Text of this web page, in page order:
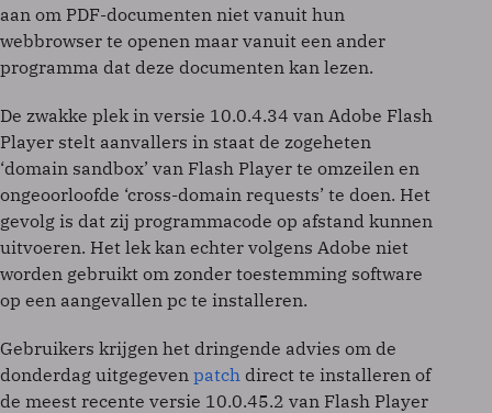
aan om PDF-documenten niet vanuit hun
webbrowser te openen maar vanuit een ander
programma dat deze documenten kan lezen.
De zwakke plek in versie 10.0.4.34 van Adobe Flash
Player stelt aanvallers in staat de zogeheten
‘domain sandbox’ van Flash Player te omzeilen en
ongeoorloofde ‘cross-domain requests’ te doen. Het
gevolg is dat zij programmacode op afstand kunnen
uitvoeren. Het lek kan echter volgens Adobe niet
worden gebruikt om zonder toestemming software
op een aangevallen pc te installeren.
Gebruikers krijgen het dringende advies om de
donderdag uitgegeven patch direct te installeren of
de meest recente versie 10.0.45.2 van Flash Player